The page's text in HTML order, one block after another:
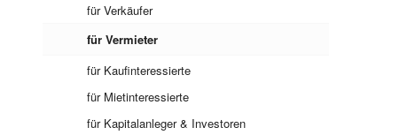
für Verkäufer
für Vermieter
für Kaufinteressierte
für Mietinteressierte
für Kapitalanleger & Investoren